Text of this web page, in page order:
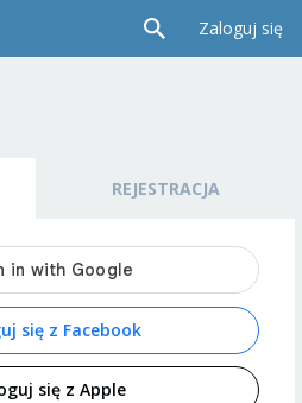
Zaloguj się
REJESTRACJA
się z Facebook
się z Apple